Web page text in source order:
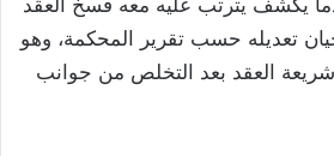
يكشف يترتب عليه معه فسخ العقد
تعديله حسب تقرير المحكمة، وهو
العقد بعد التخلص من جوانب